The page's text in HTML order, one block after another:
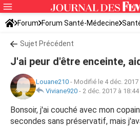
Forum Forum Santé-Médecine
Sujet Précédent
J'ai peur d'être enceinte,
Louane210 - Modifié le 4 déc. 2017
Viviane920 - 2 déc. 2017 à 18:44
Bonsoir, j'ai couché avec mon
secondes sans préservatif, mais